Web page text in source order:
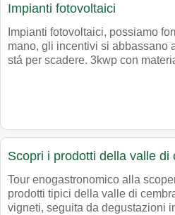
Impianti fotovoltaici
Impianti fotovoltaici, possiamo
mano, gli incentivi si abbassano
stá per scadere. 3kwp con
Scopri i prodotti della valle di
Tour enogastronomico alla
prodotti tipici della valle di
vigneti, seguita da degustazioni